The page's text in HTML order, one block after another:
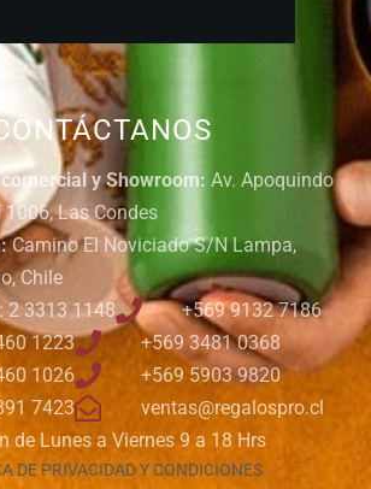
y Showroom: Av. Apoquindo
Las Condes
Camino El Noviciado S/N Lampa,
Chile
2 3313 1148
+569 9132 7186
1223
+569 3481 0368
1026
+569 5903 9820
7423
ventas@regalospro.cl
de Lunes a Viernes 9 a 18 Hrs
DE PRIVACIDAD Y CONDICIONES